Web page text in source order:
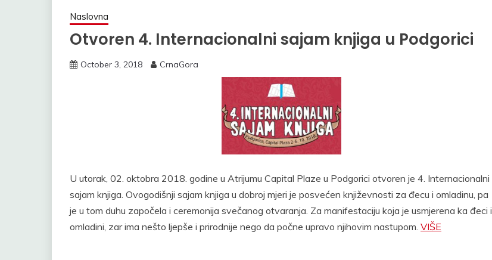
Naslovna
Otvoren 4. Internacionalni sajam knjiga u Podgorici
October 3, 2018 CrnaGora
U utorak, 02. oktobra 2018. godine u Atrijumu Capital Plaze u Podgorici otvoren je 4. Internacionalni
sajam knjiga. Ovogodišnji sajam knjiga u dobroj mjeri je posvećen književnosti za đecu i omladinu, pa
je u tom duhu započela i ceremonija svečanog otvaranja. Za manifestaciju koja je usmjerena ka đeci i
omladini, zar ima nešto ljepše i prirodnije nego da počne upravo njihovim nastupom. VIŠE